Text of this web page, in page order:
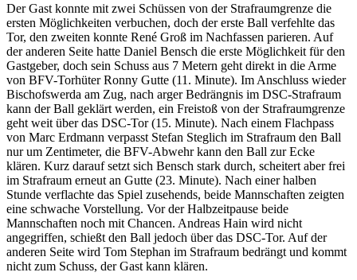
Der Gast konnte mit zwei Schüssen von der Strafraumgrenze die
ersten Möglichkeiten verbuchen, doch der erste Ball verfehlte das
Tor, den zweiten konnte René Groß im Nachfassen parieren. Auf
der anderen Seite hatte Daniel Bensch die erste Möglichkeit für den
Gastgeber, doch sein Schuss aus 7 Metern geht direkt in die Arme
von BFV-Torhüter Ronny Gutte (11. Minute). Im Anschluss wieder
Bischofswerda am Zug, nach arger Bedrängnis im DSC-Strafraum
kann der Ball geklärt werden, ein Freistoß von der Strafraumgrenze
geht weit über das DSC-Tor (15. Minute). Nach einem Flachpass
von Marc Erdmann verpasst Stefan Steglich im Strafraum den Ball
nur um Zentimeter, die BFV-Abwehr kann den Ball zur Ecke
klären. Kurz darauf setzt sich Bensch stark durch, scheitert aber frei
im Strafraum erneut an Gutte (23. Minute). Nach einer halben
Stunde verflachte das Spiel zusehends, beide Mannschaften zeigten
eine schwache Vorstellung. Vor der Halbzeitpause beide
Mannschaften noch mit Chancen. Andreas Hain wird nicht
angegriffen, schießt den Ball jedoch über das DSC-Tor. Auf der
anderen Seite wird Tom Stephan im Strafraum bedrängt und kommt
nicht zum Schuss, der Gast kann klären.